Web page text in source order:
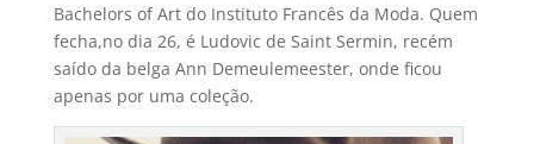
Bachelors of Art do Instituto Francês da Moda. Quem
fecha,no dia 26, é Ludovic de Saint Sermin, recém
saí­do da belga Ann Demeulemeester, onde ficou
apenas por uma coleção.